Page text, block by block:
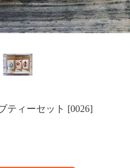
ティーセット [0026]